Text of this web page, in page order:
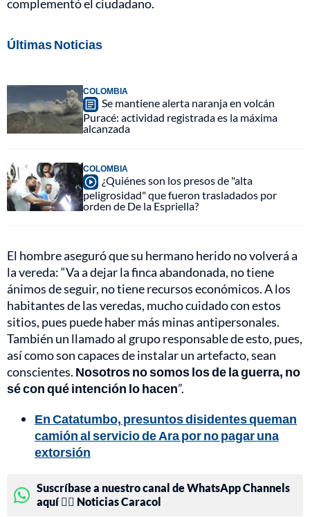
complementó el ciudadano.
Últimas Noticias
COLOMBIA
Se mantiene alerta naranja en volcán
Puracé: actividad registrada es la máxima
alcanzada
COLOMBIA
¿Quiénes son los presos de "alta
peligrosidad" que fueron trasladados por
orden de De la Espriella?
El hombre aseguró que su hermano herido no volverá a
la vereda: “Va a dejar la finca abandonada, no tiene
ánimos de seguir, no tiene recursos económicos. A los
habitantes de las veredas, mucho cuidado con estos
sitios, pues puede haber más minas antipersonales.
También un llamado al grupo responsable de esto, pues,
así como son capaces de instalar un artefacto, sean
conscientes. Nosotros no somos los de la guerra, no
sé con qué intención lo hacen”.
En Catatumbo, presuntos disidentes queman
camión al servicio de Ara por no pagar una
extorsión
Suscríbase a nuestro canal de WhatsApp Channels
aquí 👉🏻 Noticias Caracol